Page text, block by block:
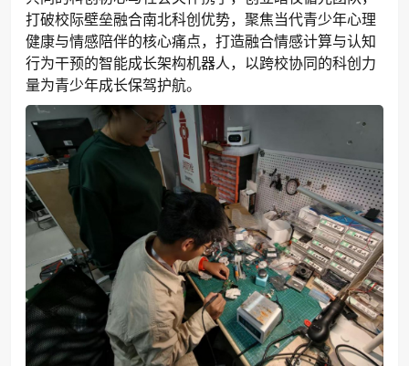
打破校际壁垒融合南北科创优势，聚焦当代青少年心理
健康与情感陪伴的核心痛点，打造融合情感计算与认知
行为干预的智能成长架构机器人，以跨校协同的科创力
量为青少年成长保驾护航。